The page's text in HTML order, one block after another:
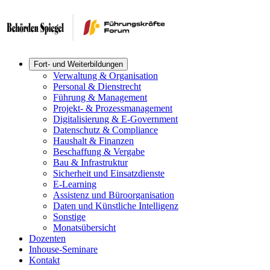
Fort- und Weiterbildungen
Verwaltung & Organisation
Personal & Dienstrecht
Führung & Management
Projekt- & Prozessmanagement
Digitalisierung & E-Government
Datenschutz & Compliance
Haushalt & Finanzen
Beschaffung & Vergabe
Bau & Infrastruktur
Sicherheit und Einsatzdienste
E-Learning
Assistenz und Büroorganisation
Daten und Künstliche Intelligenz
Sonstige
Monatsübersicht
Dozenten
Inhouse-Seminare
Kontakt